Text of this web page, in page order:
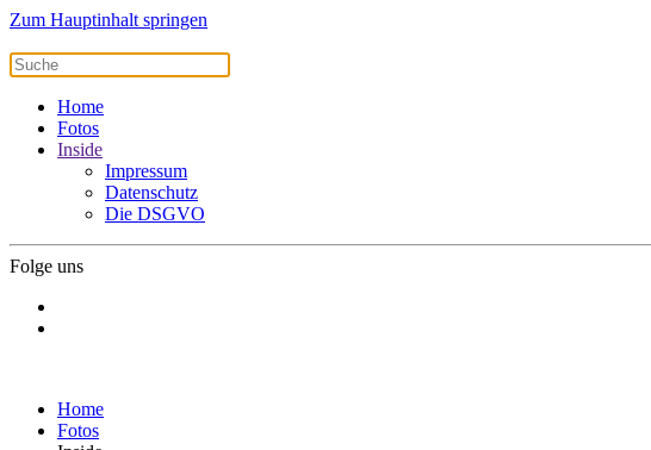
Zum Hauptinhalt springen
Home
Fotos
Inside
Impressum
Datenschutz
Die DSGVO
Folge uns
Home
Fotos